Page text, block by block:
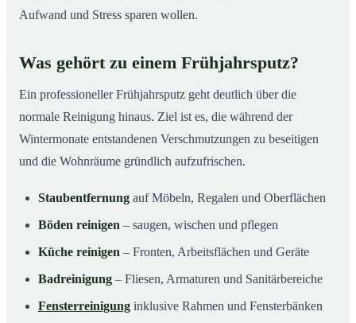
Aufwand und Stress sparen wollen.
Was gehört zu einem Frühjahrsputz?
Ein professioneller Frühjahrsputz geht deutlich über die
normale Reinigung hinaus. Ziel ist es, die während der
Wintermonate entstandenen Verschmutzungen zu beseitigen
und die Wohnräume gründlich aufzufrischen.
Staubentfernung auf Möbeln, Regalen und Oberflächen
Böden reinigen – saugen, wischen und pflegen
Küche reinigen – Fronten, Arbeitsflächen und Geräte
Badreinigung – Fliesen, Armaturen und Sanitärbereiche
Fensterreinigung inklusive Rahmen und Fensterbänken